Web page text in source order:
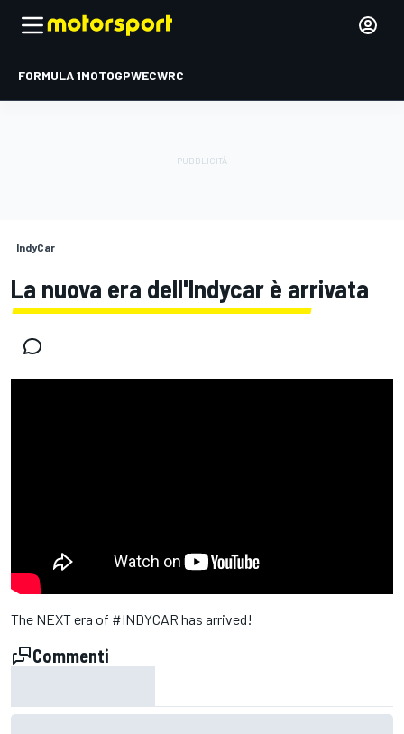
FORMULA 1MOTOGPWECWRC
IndyCar
La nuova era dell'Indycar è arrivata
The NEXT era of #INDYCAR has arrived!
Commenti